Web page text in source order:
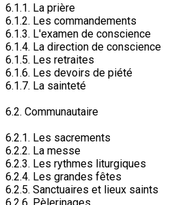
6.1.1. La prière
6.1.2. Les commandements
6.1.3. L'examen de conscience
6.1.4. La direction de conscience
6.1.5. Les retraites
6.1.6. Les devoirs de piété
6.1.7. La sainteté
6.2. Communautaire
6.2.1. Les sacrements
6.2.2. La messe
6.2.3. Les rythmes liturgiques
6.2.4. Les grandes fêtes
6.2.5. Sanctuaires et lieux saints